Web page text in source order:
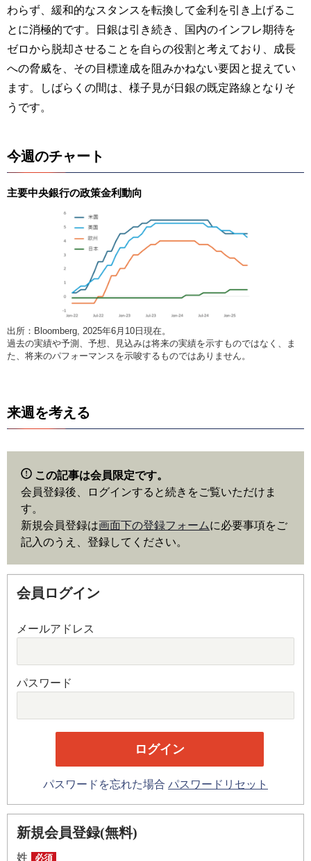
わらず、緩和的なスタンスを転換して金利を引き上げるこ
とに消極的です。日銀は引き続き、国内のインフレ期待を
ゼロから脱却させることを自らの役割と考えており、成長
への脅威を、その目標達成を阻みかねない要因と捉えてい
ます。しばらくの間は、様子見が日銀の既定路線となりそ
うです。
今週のチャート
主要中央銀行の政策金利動向
出所：Bloomberg, 2025年6月10日現在。
過去の実績や予測、予想、見込みは将来の実績を示すものではなく、ま
た、将来のパフォーマンスを示唆するものではありません。
来週を考える
この記事は会員限定です。
会員登録後、ログインすると続きをご覧いただけま
す。
新規会員登録は画面下の登録フォームに必要事項をご
記入のうえ、登録してください。
会員ログイン
メールアドレス
パスワード
パスワードを忘れた場合 パスワードリセット
新規会員登録(無料)
姓 必須